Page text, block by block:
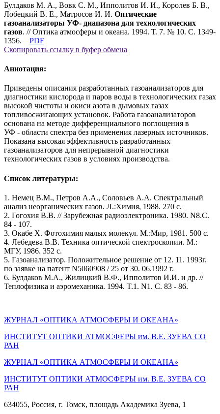
Булдаков М. А., Вовк С. М., Ипполитов И. И., Королев Б. В.,
Лобецкий В. Е., Матросов И. И. Оптические
газоанализаторы УФ- диапазона для технологических
газов. // Оптика атмосферы и океана. 1994. Т. 7. № 10. С. 1349-
1356.
PDF
Скопировать ссылку в буфер обмена
Аннотация:
Приведены описания разработанных газоанализаторов для
диагностики кислорода и паров воды в технологических газах
высокой чистоты и окиси азота в дымовых газах
топливосжигающих установок. Работа газоанализаторов
основана на методе дифференциального поглощения в
УФ - области спектра без применения лазерных источников.
Показана высокая эффективность разработанных
газоанализаторов для непрерывной диагностики
технологических газов в условиях производства.
Список литературы:
1. Немец В.М., Петров А.А., Соловьев А.А. Спектральный
анализ неорганических газов. Л.:Химия, 1988. 270 c.
2. Гогохия В.В. // Зарубежная радиоэлектроника. 1980. N8.C.
84 - 107.
3. Окабе Х. Фотохимия малых молекул. М.:Мир, 1981. 500 c.
4. Лебедева В.В. Техника оптической спектроскопии. М.:
МГУ, 1986. 352 c.
5. Газоанализатор. Положительное решение от 12. 11. 1993г.
по заявке на патент N5060908 / 25 от 30. 06.1992 г.
6. Булдаков М.А., Жилицкий В.Ф., Ипполитов И.И. и др. //
Теплофизика и аэромеханика. 1994. T.1. N1. C. 83 - 86.
ЖУРНАЛ «ОПТИКА АТМОСФЕРЫ И ОКЕАНА»
ИНСТИТУТ ОПТИКИ АТМОСФЕРЫ им. В.Е. ЗУЕВА СО
РАН
ЖУРНАЛ «ОПТИКА АТМОСФЕРЫ И ОКЕАНА»
ИНСТИТУТ ОПТИКИ АТМОСФЕРЫ им. В.Е. ЗУЕВА СО
РАН
634055, Россия, г. Томск, площадь Академика Зуева, 1